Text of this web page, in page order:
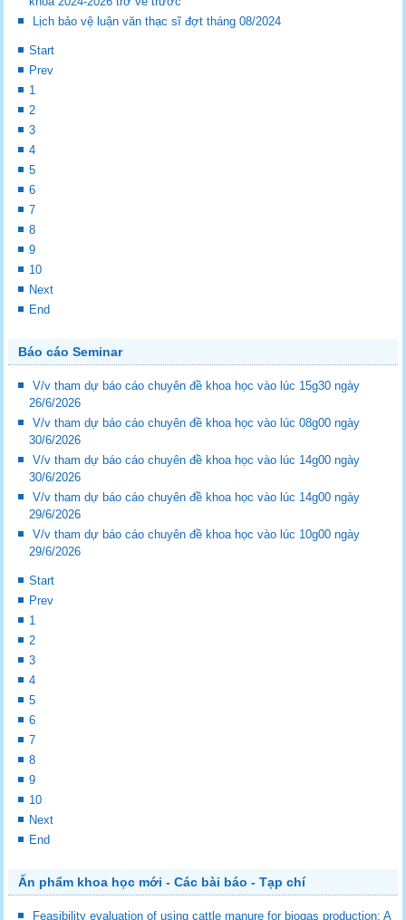
Lịch bảo vệ luận văn thạc sĩ đợt tháng 08/2024
Start
Prev
1
2
3
4
5
6
7
8
9
10
Next
End
Báo cáo Seminar
V/v tham dự báo cáo chuyên đề khoa học vào lúc 15g30 ngày
26/6/2026
V/v tham dự báo cáo chuyên đề khoa học vào lúc 08g00 ngày
30/6/2026
V/v tham dự báo cáo chuyên đề khoa học vào lúc 14g00 ngày
30/6/2026
V/v tham dự báo cáo chuyên đề khoa học vào lúc 14g00 ngày
29/6/2026
V/v tham dự báo cáo chuyên đề khoa học vào lúc 10g00 ngày
29/6/2026
Start
Prev
1
2
3
4
5
6
7
8
9
10
Next
End
Ấn phẩm khoa học mới - Các bài báo - Tạp chí
Feasibility evaluation of using cattle manure for biogas production: A